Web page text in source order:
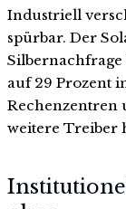
Industriell
spürbar. Der
Silbernachfrage
auf 29 Prozent
Rechenzentren
weitere Treiber